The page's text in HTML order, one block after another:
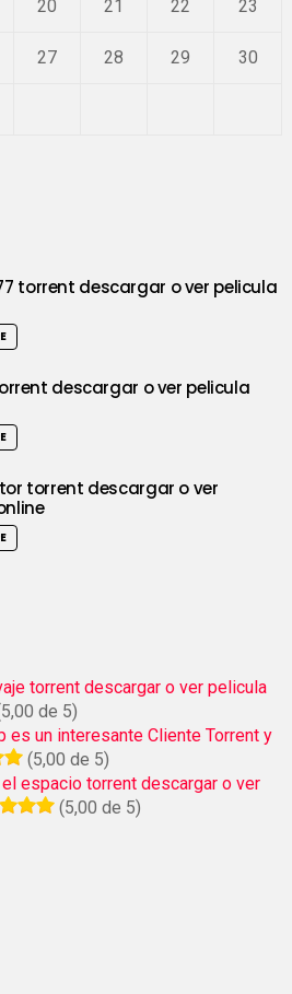
20 21 22 23
27 28 29 30
torrent descargar o ver pelicula
descargar o ver pelicula
torrent descargar o ver
torrent descargar o ver pelicula
de 5)
es un interesante Cliente Torrent y
(5,00 de 5)
espacio torrent descargar o ver
(5,00 de 5)